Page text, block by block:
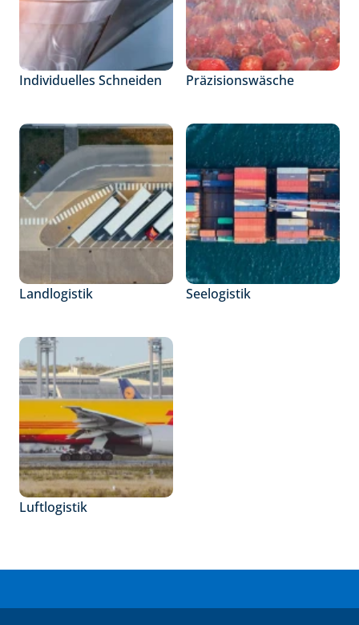
Individuelles Schneiden Präzisionswäsche
Landlogistik Seelogistik
Luftlogistik